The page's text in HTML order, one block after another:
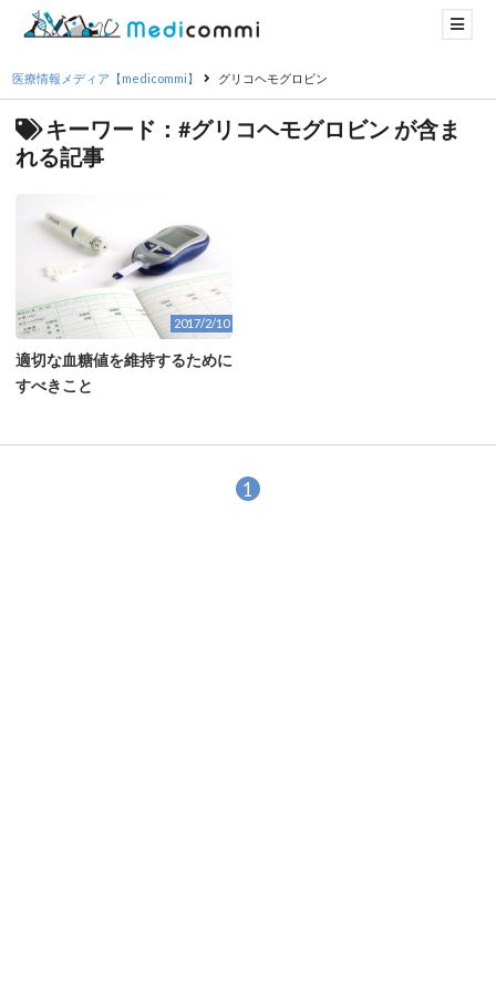
医療情報メディア【medicommi】 グリコヘモグロビン
キーワード：#グリコヘモグロビン が含ま
れる記事
2017/2/10
適切な血糖値を維持するために
すべきこと
1